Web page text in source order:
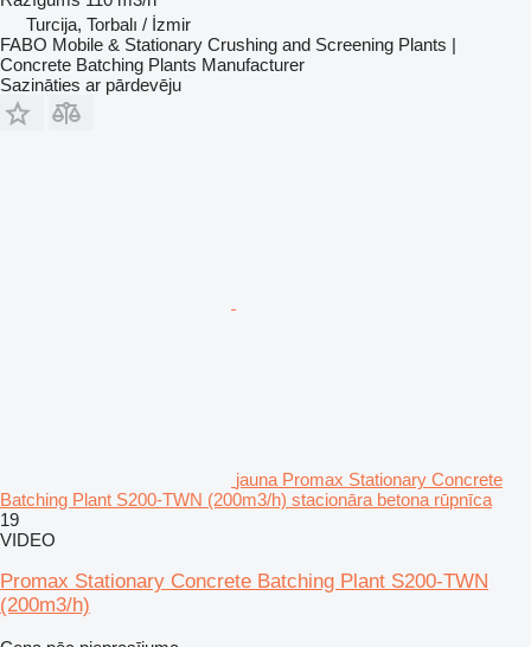
Turcija, Torbalı / İzmir
FABO Mobile & Stationary Crushing and Screening Plants |
Concrete Batching Plants Manufacturer
Sazināties ar pārdevēju
jauna Promax Stationary Concrete
Batching Plant S200-TWN (200m3/h) stacionāra betona rūpnīca
19
VIDEO
Promax Stationary Concrete Batching Plant S200-TWN
(200m3/h)